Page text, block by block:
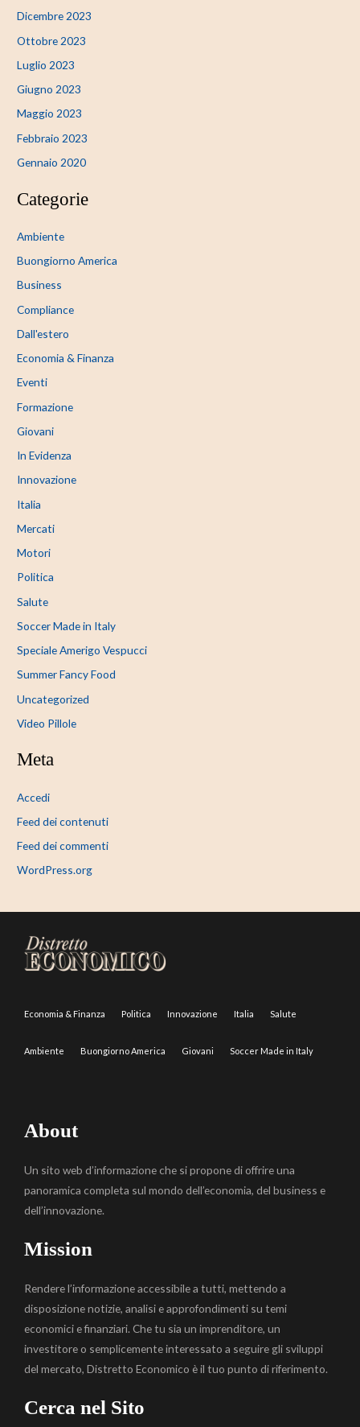
Dicembre 2023
Ottobre 2023
Luglio 2023
Giugno 2023
Maggio 2023
Febbraio 2023
Gennaio 2020
Categorie
Ambiente
Buongiorno America
Business
Compliance
Dall'estero
Economia & Finanza
Eventi
Formazione
Giovani
In Evidenza
Innovazione
Italia
Mercati
Motori
Politica
Salute
Soccer Made in Italy
Speciale Amerigo Vespucci
Summer Fancy Food
Uncategorized
Video Pillole
Meta
Accedi
Feed dei contenuti
Feed dei commenti
WordPress.org
Economia & Finanza Politica Innovazione Italia Salute
Ambiente Buongiorno America Giovani Soccer Made in Italy
About
Un sito web d’informazione che si propone di offrire una
panoramica completa sul mondo dell’economia, del business e
dell’innovazione.
Mission
Rendere l’informazione accessibile a tutti, mettendo a
disposizione notizie, analisi e approfondimenti su temi
economici e finanziari. Che tu sia un imprenditore, un
investitore o semplicemente interessato a seguire gli sviluppi
del mercato, Distretto Economico è il tuo punto di riferimento.
Cerca nel Sito